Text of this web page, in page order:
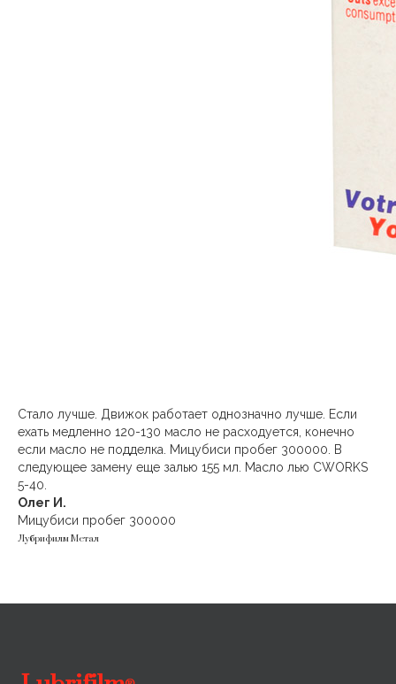
Стало лучше. Движок работает однозначно лучше. Если
ехать медленно 120-130 масло не расходуется, конечно
если масло не подделка. Мицубиси пробег 300000. В
следующее замену еще залью 155 мл. Масло лью CWORKS
5-40.
Олег И.
Мицубиси пробег 300000
Лубрифилм Метал